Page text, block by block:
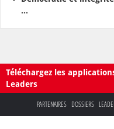
...
Téléchargez les
Leaders
PARTENAIRES DOSSIERS